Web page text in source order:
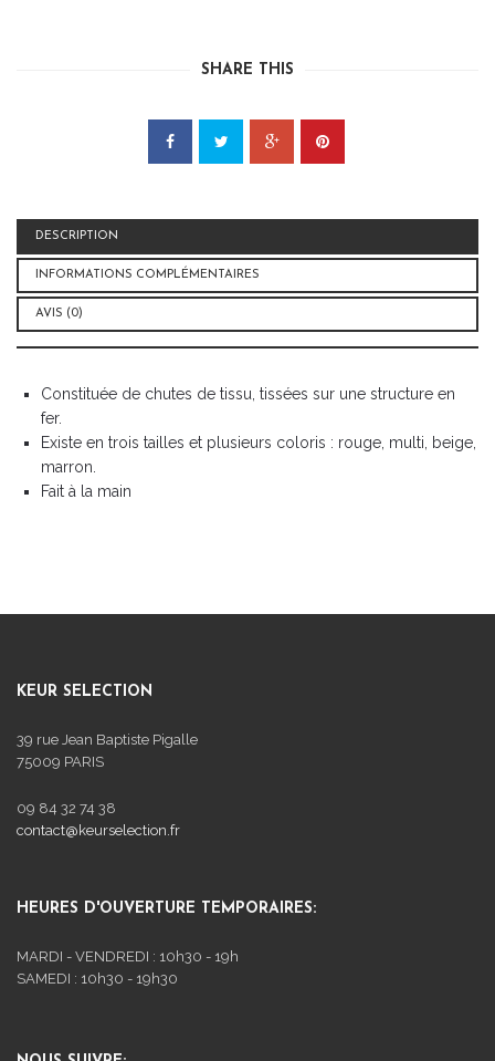
SHARE THIS
DESCRIPTION
INFORMATIONS COMPLÉMENTAIRES
AVIS (0)
Constituée de chutes de tissu, tissées sur une structure en
fer.
Existe en trois tailles et plusieurs coloris : rouge, multi, beige,
marron.
Fait à la main
KEUR SELECTION
39 rue Jean Baptiste Pigalle
75009 PARIS
09 84 32 74 38
contact@keurselection.fr
HEURES D'OUVERTURE TEMPORAIRES:
MARDI - VENDREDI : 10h30 - 19h
SAMEDI : 10h30 - 19h30